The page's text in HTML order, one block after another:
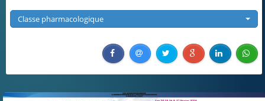
Classe pharmacologique